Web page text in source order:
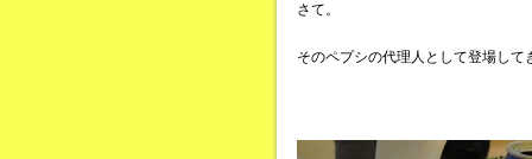
さて。
そのペプシの代理人として登場して